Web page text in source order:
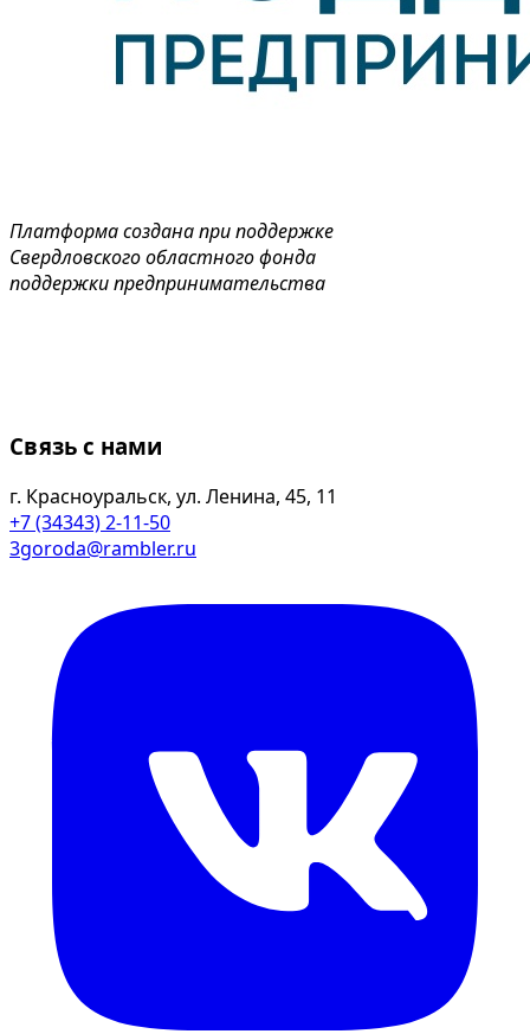
Платформа создана при поддержке
Свердловского областного фонда
поддержки предпринимательства
Связь с нами
г. Красноуральск, ул. Ленина, 45, 11
+7 (34343) 2-11-50
3goroda@rambler.ru